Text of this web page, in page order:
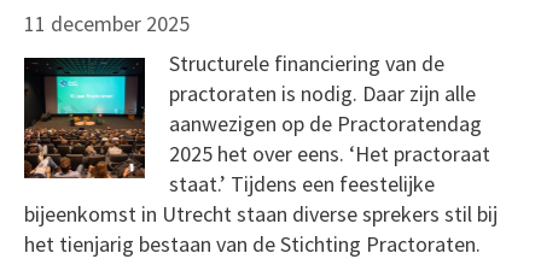
11 december 2025
Structurele financiering van de
practoraten is nodig. Daar zijn alle
aanwezigen op de Practoratendag
2025 het over eens. ‘Het practoraat
staat.’ Tijdens een feestelijke
bijeenkomst in Utrecht staan diverse sprekers stil bij
het tienjarig bestaan van de Stichting Practoraten.